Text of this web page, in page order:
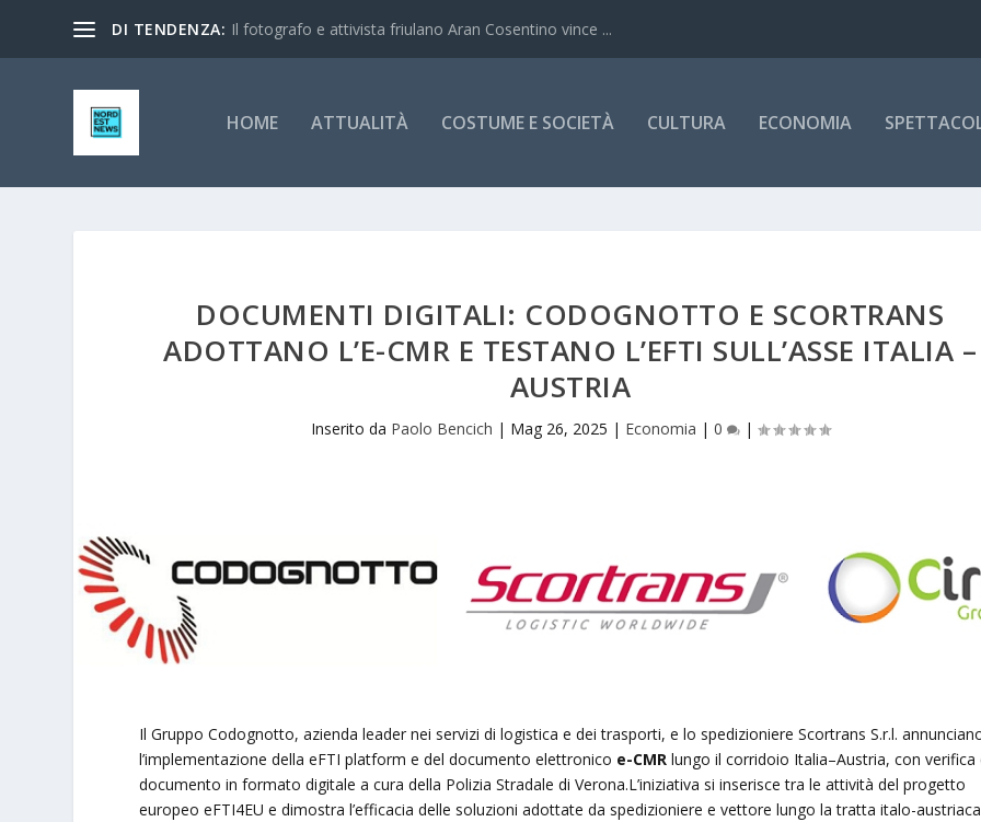
DI TENDENZA: Il fotografo e attivista friulano Aran Cosentino vince ...
HOME ATTUALITÀ COSTUME E SOCIETÀ CULTURA ECONOMIA
DOCUMENTI DIGITALI: CODOGNOTTO E SCORTRANS
ADOTTANO L’E-CMR E TESTANO L’EFTI SULL’ASSE ITALIA –
AUSTRIA
Inserito da Paolo Bencich | Mag 26, 2025 | Economia | 0 |
Il Gruppo Codognotto, azienda leader nei servizi di logistica e dei trasporti, e lo spedizioniere Scortrans S.r.l.
l’implementazione della eFTI platform e del documento elettronico e-CMRlungo il corridoio Italia–Austria, con verifica
documento in formato digitale a cura della Polizia Stradale di Verona.L’iniziativa si inserisce tra le attività del progetto
europeo eFTI4EU e dimostra l’efficacia delle soluzioni adottate da spedizioniere e vettore lungo la tratta italo-